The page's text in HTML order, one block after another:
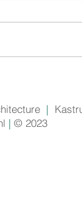
|
| © 2023